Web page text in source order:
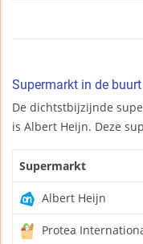
Supermarkt in de
De dichtstbijzijnde
is Albert Heijn. Deze
Supermarkt
Albert Heijn
Protea